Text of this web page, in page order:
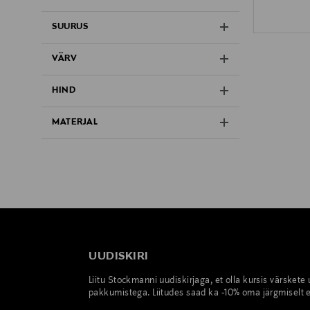
SUURUS
VÄRV
HIND
MATERJAL
UUDISKIRI
Liitu Stockmanni uudiskirjaga, et olla kursis värskete
pakkumistega. Liitudes saad ka -10% oma järgmiselt